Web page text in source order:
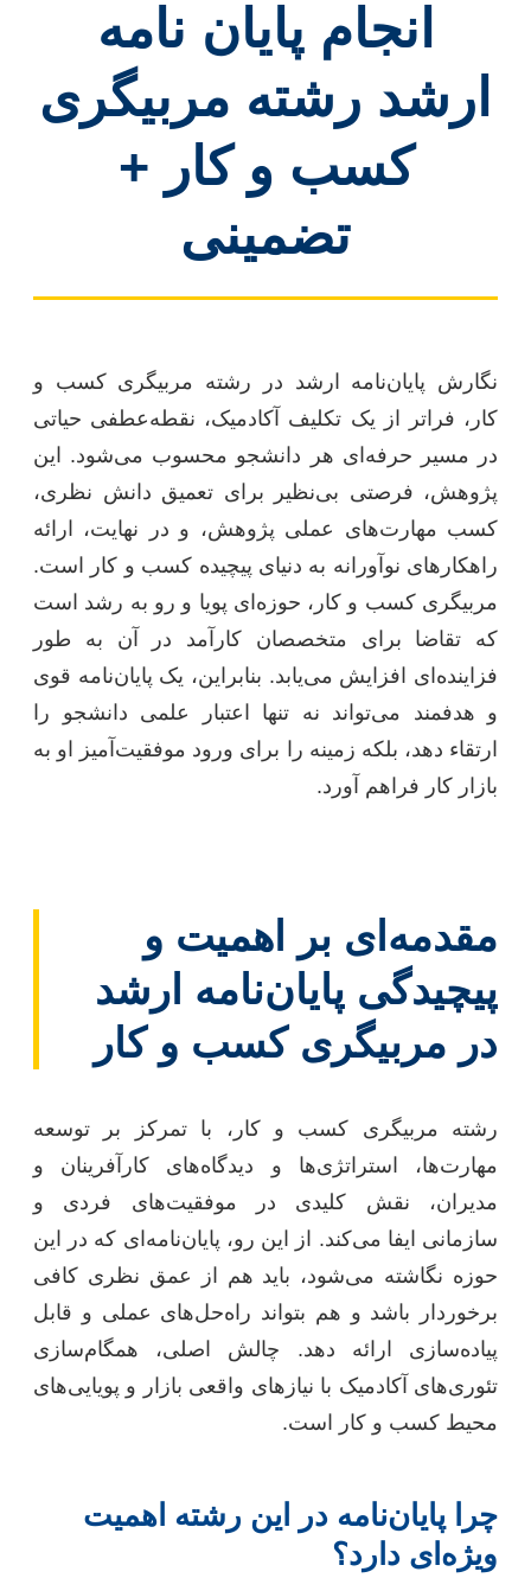
انجام پایان نامه
ارشد رشته مربیگری
کسب و کار +
تضمینی
نگارش پایان‌نامه ارشد در رشته مربیگری کسب و
کار، فراتر از یک تکلیف آکادمیک، نقطه‌عطفی حیاتی
در مسیر حرفه‌ای هر دانشجو محسوب می‌شود. این
پژوهش، فرصتی بی‌نظیر برای تعمیق دانش نظری،
کسب مهارت‌های عملی پژوهش، و در نهایت، ارائه
راهکارهای نوآورانه به دنیای پیچیده کسب و کار است.
مربیگری کسب و کار، حوزه‌ای پویا و رو به رشد است
که تقاضا برای متخصصان کارآمد در آن به طور
فزاینده‌ای افزایش می‌یابد. بنابراین، یک پایان‌نامه قوی
و هدفمند می‌تواند نه تنها اعتبار علمی دانشجو را
ارتقاء دهد، بلکه زمینه را برای ورود موفقیت‌آمیز او به
بازار کار فراهم آورد.
مقدمه‌ای بر اهمیت و
پیچیدگی پایان‌نامه ارشد
در مربیگری کسب و کار
رشته مربیگری کسب و کار، با تمرکز بر توسعه
مهارت‌ها، استراتژی‌ها و دیدگاه‌های کارآفرینان و
مدیران، نقش کلیدی در موفقیت‌های فردی و
سازمانی ایفا می‌کند. از این رو، پایان‌نامه‌ای که در این
حوزه نگاشته می‌شود، باید هم از عمق نظری کافی
برخوردار باشد و هم بتواند راه‌حل‌های عملی و قابل
پیاده‌سازی ارائه دهد. چالش اصلی، همگام‌سازی
تئوری‌های آکادمیک با نیازهای واقعی بازار و پویایی‌های
محیط کسب و کار است.
چرا پایان‌نامه در این رشته اهمیت
ویژه‌ای دارد؟